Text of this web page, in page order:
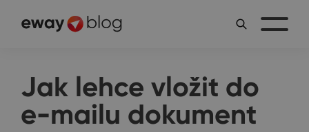
Jak lehce vložit do
e-mailu dokument